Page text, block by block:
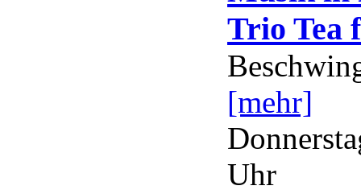
Trio Tea
[mehr]
Uhr